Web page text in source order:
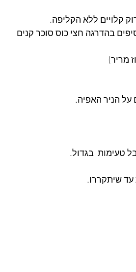
קלויים ללא הקליפה.
על הניר האפיה.
טעימות  בגדול.
שיתקררו.